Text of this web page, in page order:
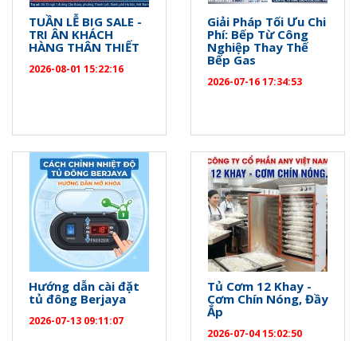
TUẦN LỄ BIG SALE -
TRI ÂN KHÁCH
HÀNG THÂN THIẾT
2026-08-01 15:22:16
Giải Pháp Tối Ưu Chi
Phí: Bếp Từ Công
Nghiệp Thay Thế
Bếp Gas
2026-07-16 17:34:53
Hướng dẫn cài đặt
tủ đông Berjaya
2026-07-13 09:11:07
Tủ Cơm 12 Khay -
Cơm Chín Nóng, Đầy
Ắp
2026-07-04 15:02:50